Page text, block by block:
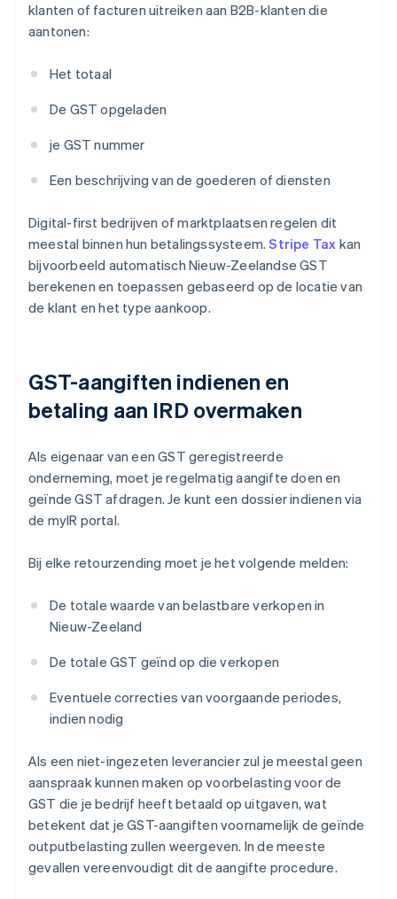
klanten of facturen uitreiken aan B2B-klanten die
aantonen:
Het totaal
De GST opgeladen
je GST nummer
Een beschrijving van de goederen of diensten
Digital-first bedrijven of marktplaatsen regelen dit
meestal binnen hun betalingssysteem.Stripe Tax kan
bijvoorbeeld automatisch Nieuw-Zeelandse GST
berekenen en toepassen gebaseerd op de locatie van
de klant en het type aankoop.
GST-aangiften indienen en
betaling aan IRD overmaken
Als eigenaar van een GST geregistreerde
onderneming, moet je regelmatig aangifte doen en
geïnde GST afdragen. Je kunt een dossier indienen via
de myIR portal.
Bij elke retourzending moet je het volgende melden:
De totale waarde van belastbare verkopen in
Nieuw-Zeeland
De totale GST geïnd op die verkopen
Eventuele correcties van voorgaande periodes,
indien nodig
Als een niet-ingezeten leverancier zul je meestal geen
aanspraak kunnen maken op voorbelasting voor de
GST die je bedrijf heeft betaald op uitgaven, wat
betekent dat je GST-aangiften voornamelijk de geïnde
outputbelasting zullen weergeven. In de meeste
gevallen vereenvoudigt dit de aangifte procedure.